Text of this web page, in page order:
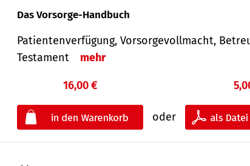
Das Vorsorge-Handbuch
Patientenverfügung, Vorsorgevollmacht,
Testament
mehr
16,00 €
oder